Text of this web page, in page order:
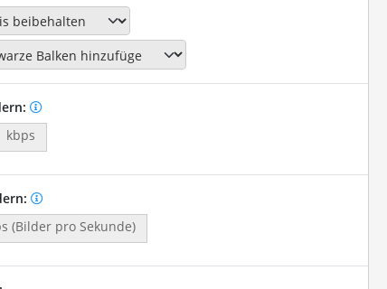
kbps
(Bilder pro Sekunde)